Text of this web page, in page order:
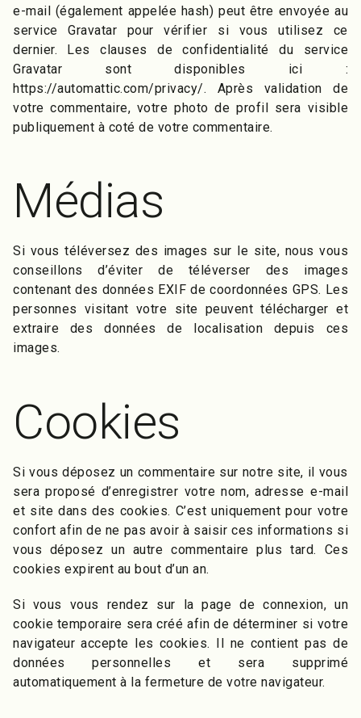
e-mail (également appelée hash) peut être envoyée au
service Gravatar pour vérifier si vous utilisez ce
dernier. Les clauses de confidentialité du service
Gravatar sont disponibles ici :
https://automattic.com/privacy/. Après validation de
votre commentaire, votre photo de profil sera visible
publiquement à coté de votre commentaire.
Médias
Si vous téléversez des images sur le site, nous vous
conseillons d’éviter de téléverser des images
contenant des données EXIF de coordonnées GPS. Les
personnes visitant votre site peuvent télécharger et
extraire des données de localisation depuis ces
images.
Cookies
Si vous déposez un commentaire sur notre site, il vous
sera proposé d’enregistrer votre nom, adresse e-mail
et site dans des cookies. C’est uniquement pour votre
confort afin de ne pas avoir à saisir ces informations si
vous déposez un autre commentaire plus tard. Ces
cookies expirent au bout d’un an.
Si vous vous rendez sur la page de connexion, un
cookie temporaire sera créé afin de déterminer si votre
navigateur accepte les cookies. Il ne contient pas de
données personnelles et sera supprimé
automatiquement à la fermeture de votre navigateur.